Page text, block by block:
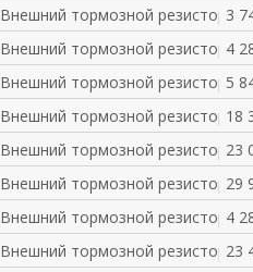
Внешний тормозной резистор3
Внешний тормозной резистор4
Внешний тормозной резистор5
Внешний тормозной резистор 20
18
Внешний тормозной резистор 20
23
Внешний тормозной резистор 20
29
Внешний тормозной резистор4
Внешний тормозной резистор23